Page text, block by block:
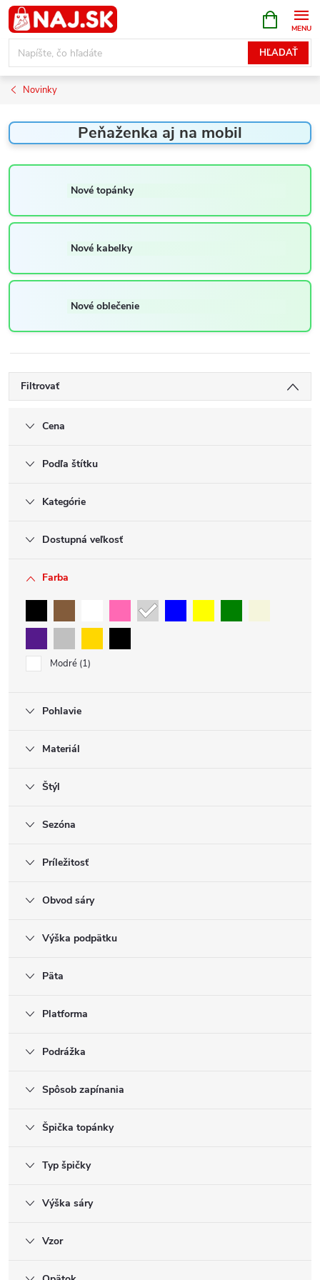
Prejsť
na
obsah
HĽADAŤ
KOŠÍK
Novinky
Peňaženka aj na mobil
Nové topánky
Nové kabelky
Nové oblečenie
Filtrovať
Cena
Podľa štítku
Kategórie
Dostupná veľkosť
Farba
Modré 1
Pohlavie
Materiál
Štýl
Sezóna
Príležitosť
Obvod sáry
Výška podpätku
Päta
Platforma
Podrážka
Spôsob zapínania
Špička topánky
Typ špičky
Výška sáry
Vzor